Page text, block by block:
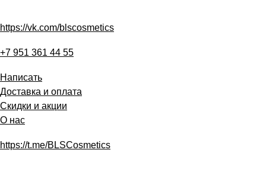
https://vk.com/blscosmetics
+7 951 361 44 55
Написать
Доставка и оплата
Скидки и акции
О нас
https://t.me/BLSCosmetics